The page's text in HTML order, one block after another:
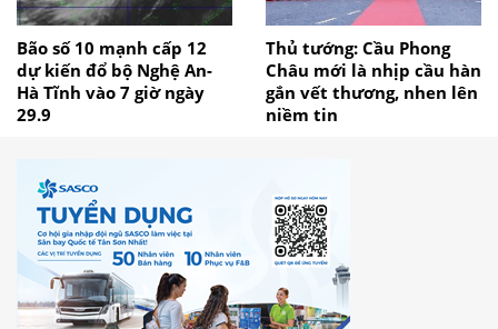
Bão số 10 mạnh cấp 12
dự kiến đổ bộ Nghệ An-
Hà Tĩnh vào 7 giờ ngày
29.9
Thủ tướng: Cầu Phong
Châu mới là nhịp cầu hàn
gắn vết thương, nhen lên
niềm tin